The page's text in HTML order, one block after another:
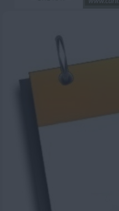
Questo
Bimbi Cinema